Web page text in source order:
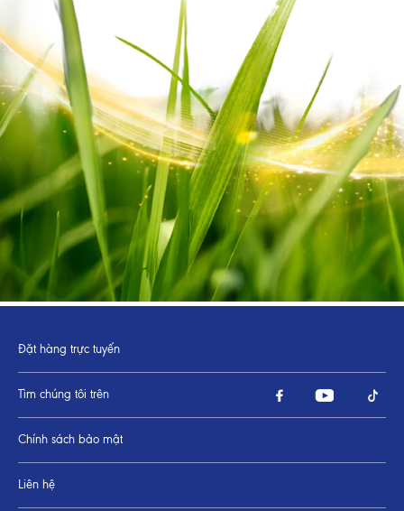
Đặt hàng trực tuyến
Tìm chúng tôi trên
Chính sách bảo mật
Liên hệ